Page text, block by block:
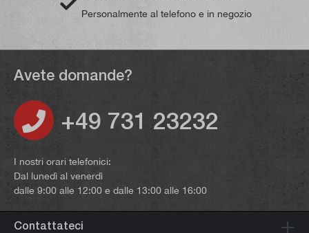
Personalmente al telefono e in negozio
Avete domande?
+49 731 23232
I nostri orari telefonici:
Dal lunedì al venerdì
dalle 9:00 alle 12:00 e dalle 13:00 alle 16:00
Contattateci